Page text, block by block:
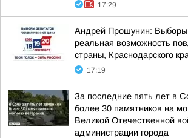
17:29
Андрей Прошунин: Выборы
реальная возможность
страны, Краснодарского
17:19
За последние пять лет в
более 30 памятников на
Великой Отечественной
администрации города